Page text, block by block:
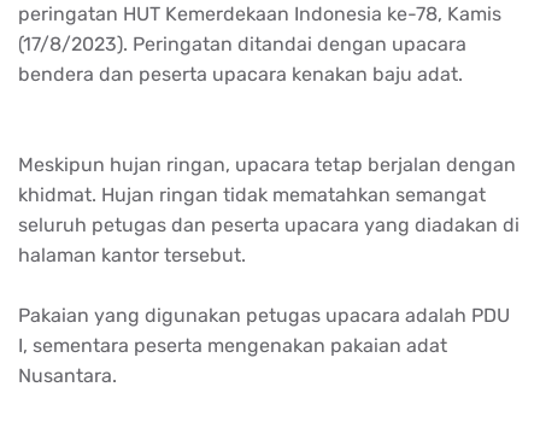
peringatan HUT Kemerdekaan Indonesia ke-78, Kamis
(17/8/2023). Peringatan ditandai dengan upacara
bendera dan peserta upacara kenakan baju adat.
Meskipun hujan ringan, upacara tetap berjalan dengan
khidmat. Hujan ringan tidak mematahkan semangat
seluruh petugas dan peserta upacara yang diadakan di
halaman kantor tersebut.
Pakaian yang digunakan petugas upacara adalah PDU
I, sementara peserta mengenakan pakaian adat
Nusantara.